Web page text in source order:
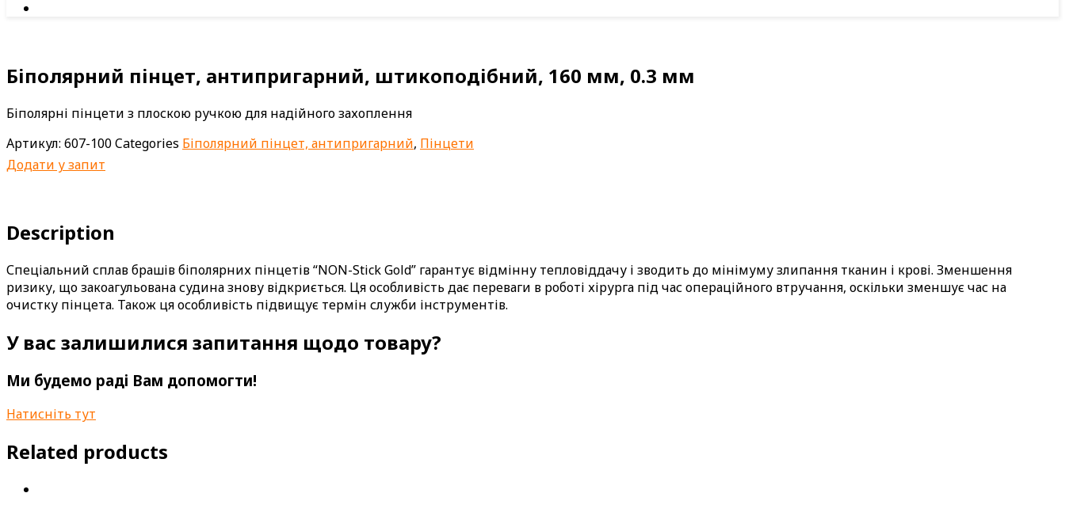
Біполярний пінцет, антипригарний, штикоподібний, 160 мм, 0.3 мм
Біполярні пінцети з плоскою ручкою для надійного захоплення
Артикул: 607-100Categories Біполярний пінцет, антипригарний, Пінцети
Додати у запит
Description
Спеціальний сплав брашів біполярних пінцетів “NON-Stick Gold” гарантує відмінну тепловіддачу і зводить до мінімуму злипання тканин і крові. Зменшення
ризику, що закоагульована судина знову відкриється. Ця особливість дає переваги в роботі хірурга під час операційного втручання, оскільки зменшує час на
очистку пінцета. Також ця особливість підвищує термін служби інструментів.
У вас залишилися запитання щодо товару?
Ми будемо раді Вам допомогти!
Натисніть тут
Related products